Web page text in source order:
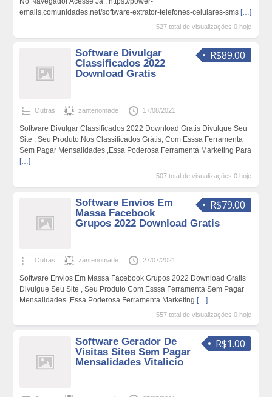
emails.comunidades.net/software-extrator-telefones-celulares-sms […]
527 total de visualizações,0 hoje
R$89.00
Software Divulgar
Classificados 2022
Download Gratis
Outras zantenomade 17/08/2021
Software Divulgar Classificados 2022 Download Gratis Divulgue Seu
Site , Seu Produto,Nos Classificados Grátis, Com Esssa Ferramenta
Sem Pagar Mensalidades ,Essa Poderosa Ferramenta Marketing Para
[…]
507 total de visualizações,0 hoje
R$79.00
Software Envios Em
Massa Facebook
Grupos 2022 Download Gratis
Outras zantenomade 27/07/2021
Software Envios Em Massa Facebook Grupos 2022 Download Gratis
Divulgue Seu Site , Seu Produto Com Esssa Ferramenta Sem Pagar
Mensalidades ,Essa Poderosa Ferramenta Marketing […]
557 total de visualizações,0 hoje
R$1.00
Software Gerador De
Visitas Sites Sem Pagar
Mensalidades Vitalicio